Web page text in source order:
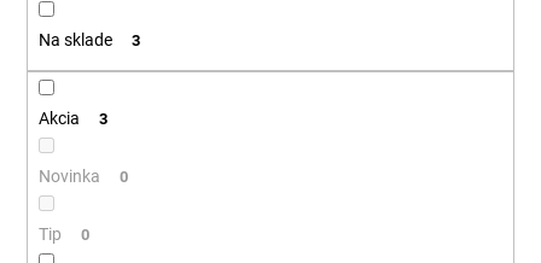
Na sklade 3
Akcia 3
Novinka 0
Tip 0
j